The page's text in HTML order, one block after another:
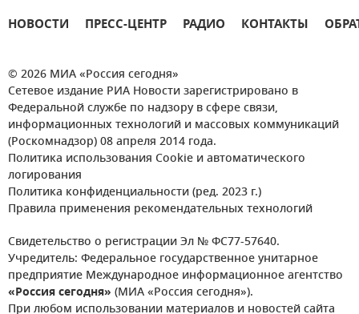
НОВОСТИ ПРЕСС-ЦЕНТР РАДИО КОНТАКТЫ
© 2026 МИА «Россия сегодня»
Сетевое издание РИА Новости зарегистрировано в
Федеральной службе по надзору в сфере связи,
информационных технологий и массовых коммуникаций
(Роскомнадзор) 08 апреля 2014 года.
Политика использования Cookie и автоматического
логирования
Политика конфиденциальности (ред. 2023 г.)
Правила применения рекомендательных технологий
Свидетельство о регистрации Эл № ФС77-57640.
Учредитель: Федеральное государственное унитарное
предприятие Международное информационное агентство
«Россия сегодня» (МИА «Россия сегодня»).
При любом использовании материалов и новостей сайта